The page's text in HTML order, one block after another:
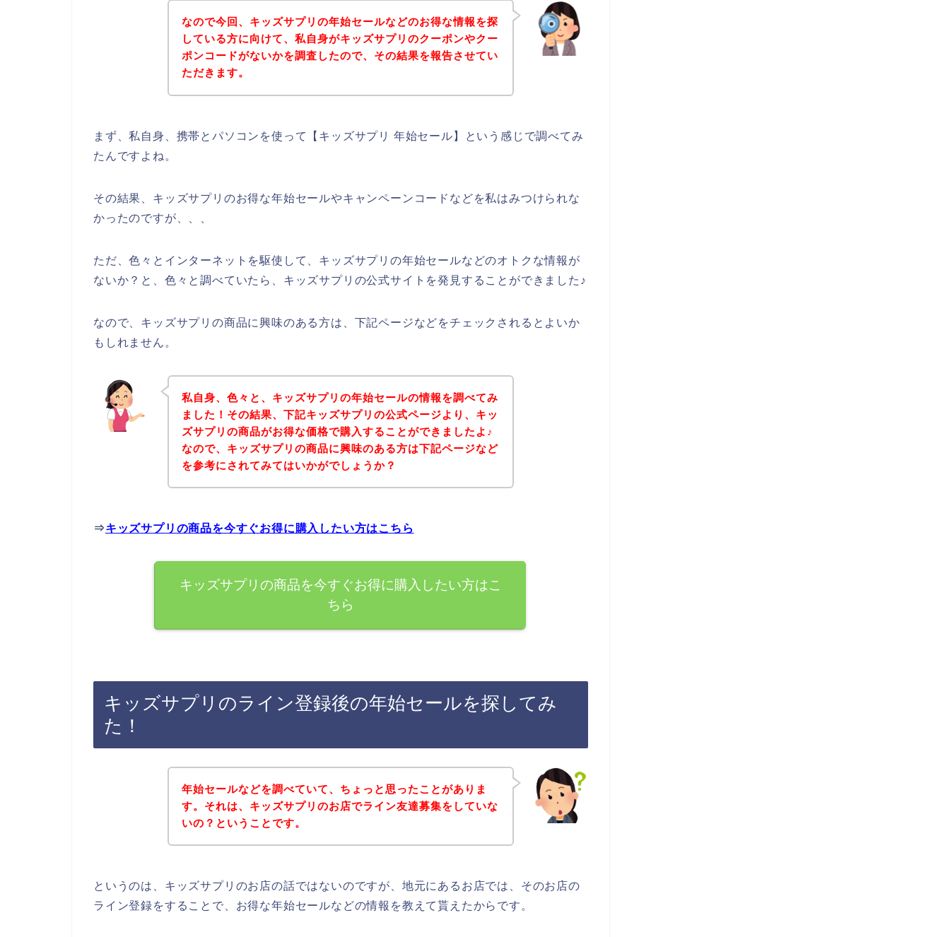
なので今回、キッズサプリの年始セールなどのお得な情報を探
している方に向けて、私自身がキッズサプリのクーポンやクー
ポンコードがないかを調査したので、その結果を報告させてい
ただきます。
まず、私自身、携帯とパソコンを使って【キッズサプリ 年始セール】という感じで調べてみ
たんですよね。
その結果、キッズサプリのお得な年始セールやキャンペーンコードなどを私はみつけられな
かったのですが、、、
ただ、色々とインターネットを駆使して、キッズサプリの年始セールなどのオトクな情報が
ないか？と、色々と調べていたら、キッズサプリの公式サイトを発見することができました♪
なので、キッズサプリの商品に興味のある方は、下記ページなどをチェックされるとよいか
もしれません。
私自身、色々と、キッズサプリの年始セールの情報を調べてみ
ました！その結果、下記キッズサプリの公式ページより、キッ
ズサプリの商品がお得な価格で購入することができましたよ♪
なので、キッズサプリの商品に興味のある方は下記ページなど
を参考にされてみてはいかがでしょうか？
⇒キッズサプリの商品を今すぐお得に購入したい方はこちら
キッズサプリの商品を今すぐお得に購入したい方はこ
ちら
キッズサプリのライン登録後の年始セールを探してみ
た！
年始セールなどを調べていて、ちょっと思ったことがありま
す。それは、キッズサプリのお店でライン友達募集をしていな
いの？ということです。
というのは、キッズサプリのお店の話ではないのですが、地元にあるお店では、そのお店の
ライン登録をすることで、お得な年始セールなどの情報を教えて貰えたからです。